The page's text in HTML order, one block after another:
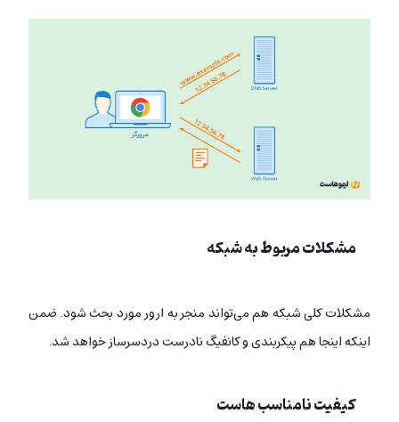
مشکلات مربوط به شبکه
مشکلات کلی شبکه هم می‌تواند منجر به ارور مورد بحث شود. ضمن
اینکه اینجا هم پیکربندی و کانفیگ نادرست دردسرساز خواهد شد.
کیفیت نامناسب هاست